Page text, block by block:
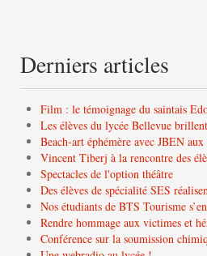
Derniers articles
Film : le témoignage du saintais
Les élèves du lycée Bellevue
Beach-art éphémère avec JBEN aux
Vincent Tiberj à la rencontre des
Spectacles de l'option théâtre
Des élèves de spécialité SES
Nos étudiants de BTS Tourisme
Rendre hommage aux victimes et
Conférence sur la soumission